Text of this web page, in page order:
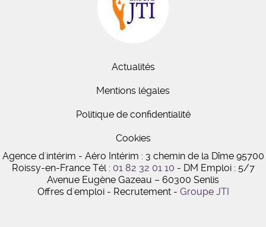
Actualités
Mentions légales
Politique de confidentialité
Cookies
Agence d'intérim - Aéro Intérim : 3 chemin de la Dîme 95700
Roissy-en-France Tél : 01 82 32 01 10 - DM Emploi : 5/7
Avenue Eugène Gazeau – 60300 Senlis
Offres d'emploi - Recrutement - Groupe JTI